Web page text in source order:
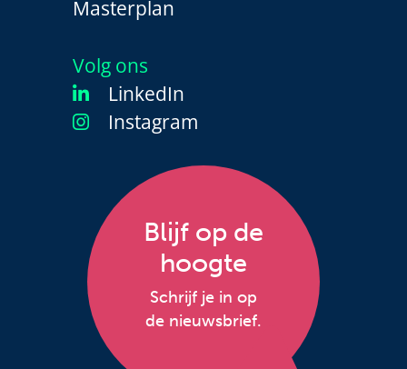
Masterplan
Volg ons
LinkedIn
Instagram
Blijf op de
hoogte
Schrijf je in op
de nieuwsbrief.